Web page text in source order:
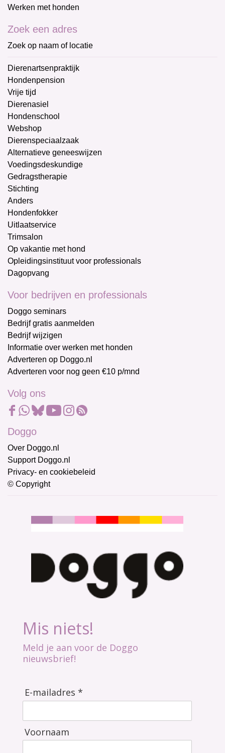
Werken met honden
Zoek een adres
Zoek op naam of locatie
Dierenartsenpraktijk
Hondenpension
Vrije tijd
Dierenasiel
Hondenschool
Webshop
Dierenspeciaalzaak
Alternatieve geneeswijzen
Voedingsdeskundige
Gedragstherapie
Stichting
Anders
Hondenfokker
Uitlaatservice
Trimsalon
Op vakantie met hond
Opleidingsinstituut voor professionals
Dagopvang
Voor bedrijven en professionals
Doggo seminars
Bedrijf gratis aanmelden
Bedrijf wijzigen
Informatie over werken met honden
Adverteren op Doggo.nl
Adverteren voor nog geen €10 p/mnd
Volg ons
Doggo
Over Doggo.nl
Support Doggo.nl
Privacy- en cookiebeleid
© Copyright
Mis niets!
Meld je aan voor de Doggo
nieuwsbrief!
E-mailadres *
Voornaam